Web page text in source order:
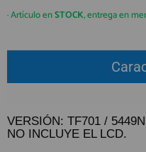
GUÍA DE COMPRA
(+34)912 477
Lunes a Viernes
También atendemos
· Artículo enSTOCK, entrega en
VERSIÓN: TF701 /
NO INCLUYE EL LCD.